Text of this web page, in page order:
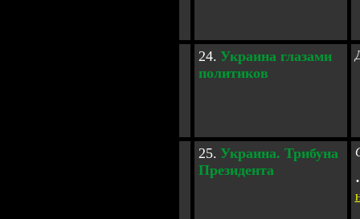
24. Украинаглазами
политиков
25. Украина. Трибуна
Президента